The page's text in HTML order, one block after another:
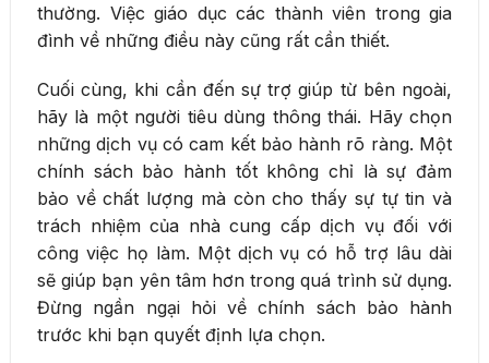
thường. Việc giáo dục các thành viên trong gia
đình về những điều này cũng rất cần thiết.
Cuối cùng, khi cần đến sự trợ giúp từ bên ngoài,
hãy là một người tiêu dùng thông thái. Hãy chọn
những dịch vụ có cam kết bảo hành rõ ràng. Một
chính sách bảo hành tốt không chỉ là sự đảm
bảo về chất lượng mà còn cho thấy sự tự tin và
trách nhiệm của nhà cung cấp dịch vụ đối với
công việc họ làm. Một dịch vụ có hỗ trợ lâu dài
sẽ giúp bạn yên tâm hơn trong quá trình sử dụng.
Đừng ngần ngại hỏi về chính sách bảo hành
trước khi bạn quyết định lựa chọn.